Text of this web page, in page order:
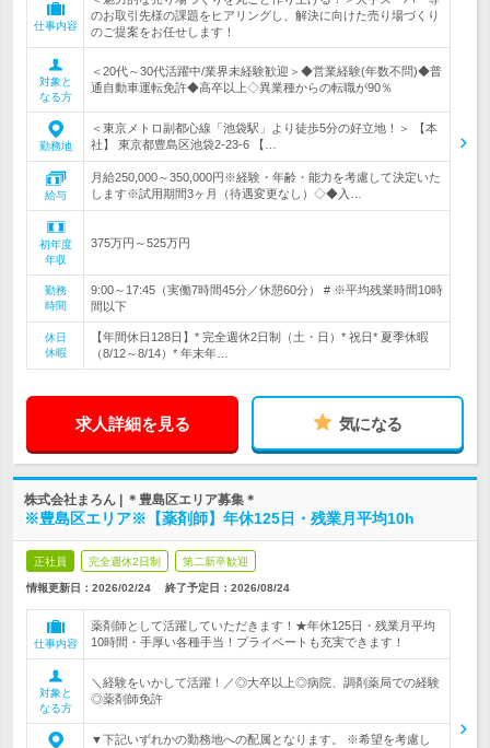
仕事内容
のお取引先様の課題をヒアリングし、解決に向けた売り場づくり
のご提案をお任せします！
対象と
なる方
＜20代～30代活躍中/業界未経験歓迎＞◆営業経験(年数不問)◆普
通自動車運転免許◆高卒以上◇異業種からの転職が90％
勤務地
＜東京メトロ副都心線「池袋駅」より徒歩5分の好立地！＞ 【本
社】 東京都豊島区池袋2-23-6 【…
給与
月給250,000～350,000円※経験・年齢・能力を考慮して決定いた
します※試用期間3ヶ月（待遇変更なし）◇◆入…
初年度
年収
375万円～525万円
勤務
時間
9:00～17:45（実働7時間45分／休憩60分） # ※平均残業時間10時
間以下
休日
休暇
【年間休日128日】* 完全週休2日制（土・日）* 祝日* 夏季休暇
（8/12～8/14）* 年末年…
求人詳細を見る 気になる
株式会社まろん | ＊豊島区エリア募集＊
※豊島区エリア※【薬剤師】年休125日・残業月平均10h
正社員 完全週休2日制 第二新卒歓迎
情報更新日：2026/02/24 終了予定日： 2026/08/24
仕事内容
薬剤師として活躍していただきます！★年休125日・残業月平均
10時間・手厚い各種手当！プライベートも充実できます！
対象と
なる方
＼経験をいかして活躍！／◎大卒以上◎病院、調剤薬局での経験
◎薬剤師免許
▼下記いずれかの勤務地への配属となります。 ※希望を考慮し